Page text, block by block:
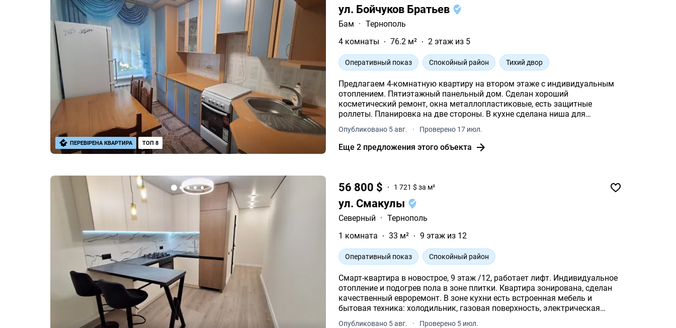
ул. Бойчуков Братьев
Бам · Тернополь
4 комнаты
76.2 м² 2 этаж из 5
Оперативный показ Спокойный район Тихий двор
Предлагаем 4-комнатную квартиру на втором этаже с индивидуальным
отоплением. Пятиэтажный панельный дом. Сделан хороший
косметический ремонт, окна металлопластиковые, есть защитные
роллеты. Планировка на две стороны. В кухне сделана ниша для
холодильника, кухонная мебель в очень хорошем состоянии.
Опубликовано 5 авг. · Проверено 17 июл.
Еще 2 предложения этого объекта
ПЕРЕВІРЕНА КВАРТИРА ТОП 8
56 800 $ 1 721 $ за м²
ул. Смакулы
Северный · Тернополь
1 комната
33 м² 9 этаж из 12
Оперативный показ Спокойный район
Смарт-квартира в новострое, 9 этаж /12, работает лифт. Индивидуальное
отопление и подогрев пола в зоне плитки. Квартира зонирована, сделан
качественный евроремонт. В зоне кухни есть встроенная мебель и
бытовая техника: холодильник, газовая поверхность, электрическая
духовка, вытяжка.
Опубликовано 5 авг. · Проверено 5 июл.